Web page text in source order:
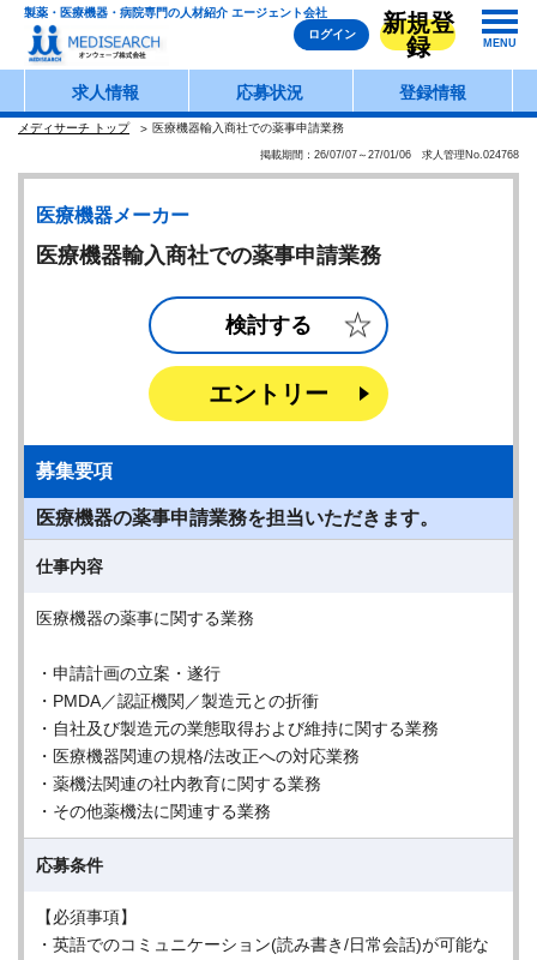
製薬・医療機器・病院専門の人材紹介 エージェント会社
ログイン
新規登
録
MENU
求人情報 応募状況 登録情報
メディサーチ トップ 医療機器輸入商社での薬事申請業務
掲載期間：26/07/07～27/01/06 求人管理No.024768
医療機器メーカー
医療機器輸入商社での薬事申請業務
検討する
エントリー
募集要項
医療機器の薬事申請業務を担当いただきます。
仕事内容
医療機器の薬事に関する業務
・申請計画の立案・遂行
・PMDA／認証機関／製造元との折衝
・自社及び製造元の業態取得および維持に関する業務
・医療機器関連の規格/法改正への対応業務
・薬機法関連の社内教育に関する業務
・その他薬機法に関連する業務
応募条件
【必須事項】
・英語でのコミュニケーション(読み書き/日常会話)が可能な